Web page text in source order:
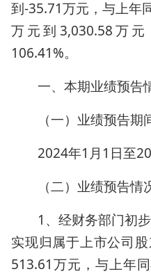
到-35.71万元，与上年
万元到3,030.58万
106.41%。
一、本期业绩预告
（一）业绩预告期
2024年1月1日至
（二）业绩预告情
1、经财务部门初
实现归属于上市公司
513.61万元，与上年